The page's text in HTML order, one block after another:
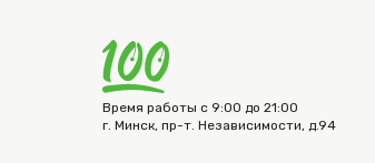
Время работы с 9:00 до 21:00
г. Минск, пр-т. Независимости, д.94